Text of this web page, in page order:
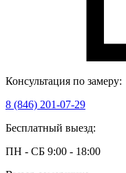
Консультация по замеру:
8 (846) 201-07-29
Бесплатный выезд:
ПН - СБ 9:00 - 18:00